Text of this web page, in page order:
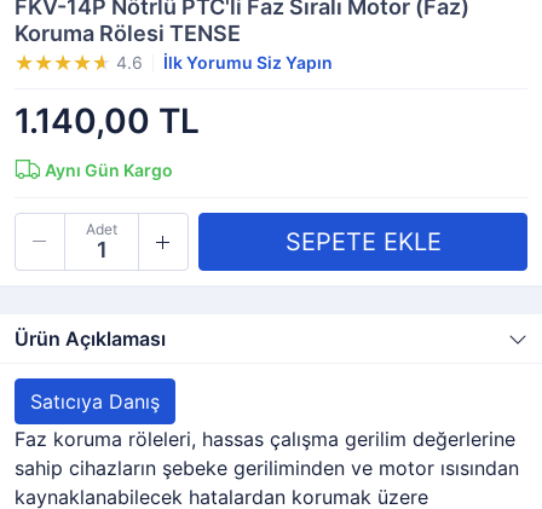
FKV-14P Nötrlü PTC'li Faz Sıralı Motor (Faz)
Koruma Rölesi TENSE
4.6 İlk Yorumu Siz Yapın
1.140,00 TL
Aynı Gün Kargo
Adet
Ürün Açıklaması
Satıcıya Danış
Faz koruma röleleri, hassas çalışma gerilim değerlerine
sahip cihazların şebeke geriliminden ve motor ısısından
kaynaklanabilecek hatalardan korumak üzere